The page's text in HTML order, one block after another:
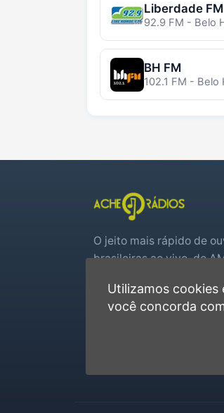
Liberdade FM
92.9 FM - Belo
BH FM
102.1 FM - Belo
O jeito mais rápido de
brasileiras ao vivo, do
real.Utilizamos cookies
você concorda